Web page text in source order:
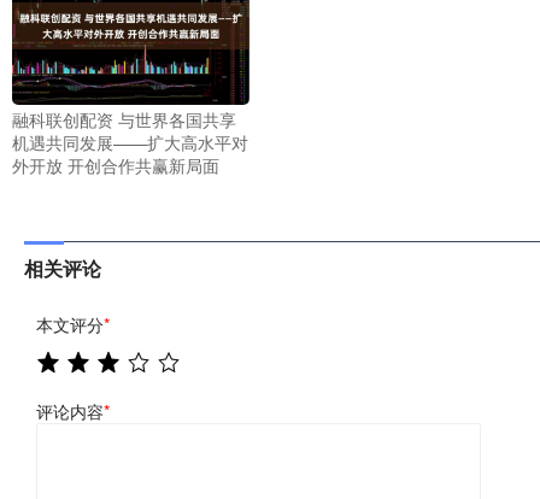
融科联创配资 与世界各国共享
机遇共同发展——扩大高水平对
外开放 开创合作共赢新局面
相关评论
本文评分*
评论内容*